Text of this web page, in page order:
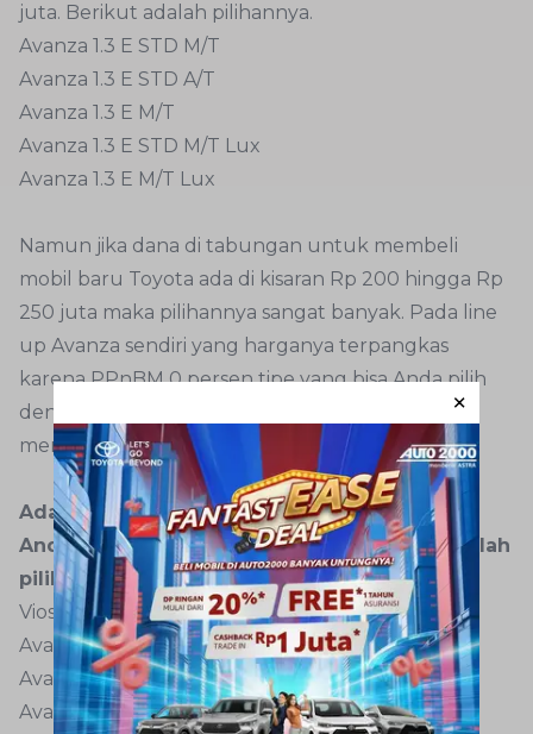
juta. Berikut adalah pilihannya.
Avanza 1.3 E STD M/T
Avanza 1.3 E STD A/T
Avanza 1.3 E M/T
Avanza 1.3 E STD M/T Lux
Avanza 1.3 E M/T Lux
Namun jika dana di tabungan untuk membeli
mobil baru Toyota ada di kisaran Rp 200 hingga Rp
250 juta maka pilihannya sangat banyak. Pada line
up Avanza sendiri yang harganya terpangkas
karena PPnBM 0 persen tipe yang bisa Anda pilih
dengan budget tak sampai Rp 250 juta bahkan
mencapai 14 tipe!
Ada pula model SUV Toyota Rush yang bisa
Anda pilih di rentang budget ini. Berikut adalah
pilihannya.
Vios 1.5 M/T 3 Airbag
Avanza 1.3 E A/T
Avanza 1.3 G A/T
Avanza 1.3 Veloz M/T